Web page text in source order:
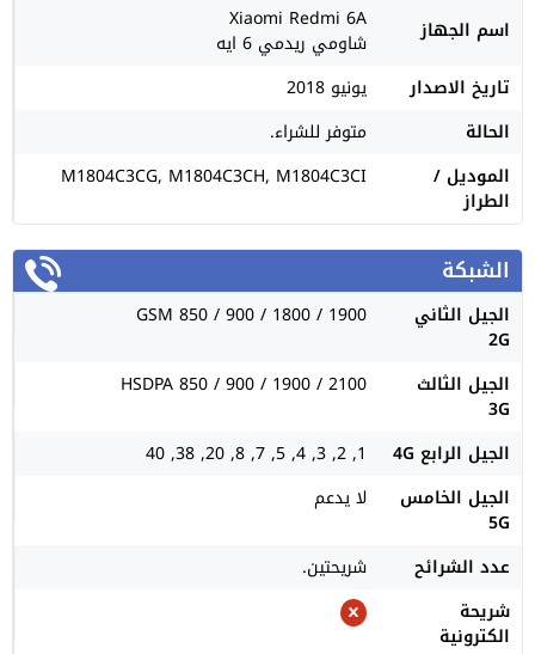
اسم الجهاز Xiaomi Redmi 6A
شاومي ريدمي 6 ايه
تاريخ الاصدار
يونيو 2018
الحالة
متوفر للشراء.
الموديل /
الطراز
M1804C3CG, M1804C3CH, M1804C3CI
الشبكة
الجيل الثاني
2G
GSM 850 / 900 / 1800 / 1900
الجيل الثالث
3G
HSDPA 850 / 900 / 1900 / 2100
الجيل الرابع 4G
1, 2, 3, 4, 5, 7, 8, 20, 38, 40
الجيل الخامس
5G
لا يدعم
عدد الشرائح
شريحتين.
شريحة
الكترونية